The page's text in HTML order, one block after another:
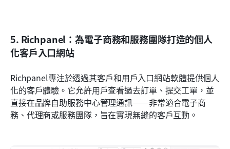
5. Richpanel：為電子商務和服務團隊打造的個人
化客戶入口網站
Richpanel專注於透過其客戶和用戶入口網站軟體提供個人
化的客戶體驗。它允許用戶查看過去訂單、提交工單，並
直接在品牌自助服務中心管理通訊——非常適合電子商
務、代理商或服務團隊，旨在實現無縫的客戶互動。